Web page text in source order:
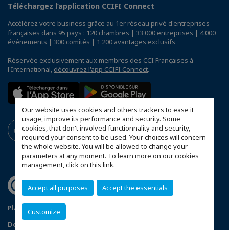
Our website uses cookies and others trackers to ease it
usage, improve its performance and security. Some
cookies, that don't involved functionnality and security,
required your consent to be used. Your choices will concern
the whole website. You will be allowed to change your
parameters at any moment. To learn more on our cookies
management,click on this link.
Accept all purposes Accept the essentials
Customize
Téléchargez l’application CCIFI Connect
Accélérez votre business grâce au 1er réseau privé d'entreprises
françaises dans 95 pays : 120 chambres | 33 000 entreprises | 4 000
événements | 300 comités | 1 200 avantages exclusifs
Réservée exclusivement aux membres des CCI Françaises à
l'International, découvrez l'app CCIFI Connect.
Plan du site Statut CCIFER
Données personnelles